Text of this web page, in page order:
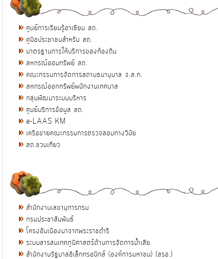
ศูนย์การเรียนรู้อาเซียน สถ.
คู่มือประชาชนสำหรับ สถ.
มาตรฐานการให้บริการของท้องถิ่น
สหกรณ์ออมทรัพย์ สถ.
คณะกรรมการจัดการสถานธนานุบาล จ.ส.ท.
สหกรณ์ออกทรัพย์พนักงานเทศบาล
กลุ่มพัฒนาระบบบริหาร
ศูนย์บริการข้อมูล สถ.
e-LAAS KM
เครือข่ายคณะกรรมการตรวจสอบทางวินัย
สถ.ชวนเที่ยว
สำนักงานเลขานุการกรม
กรมประชาสัมพันธ์
โครงอันเนื่องมาจากพระราชดำริ
ระบบสารสนเทศภูมิศาสตร์ด้านการจัดการน้ำเสีย
สำนักงานรัฐบาลอิเล็กทรอนิกส์ (องค์การมหาชน) (สรอ.)